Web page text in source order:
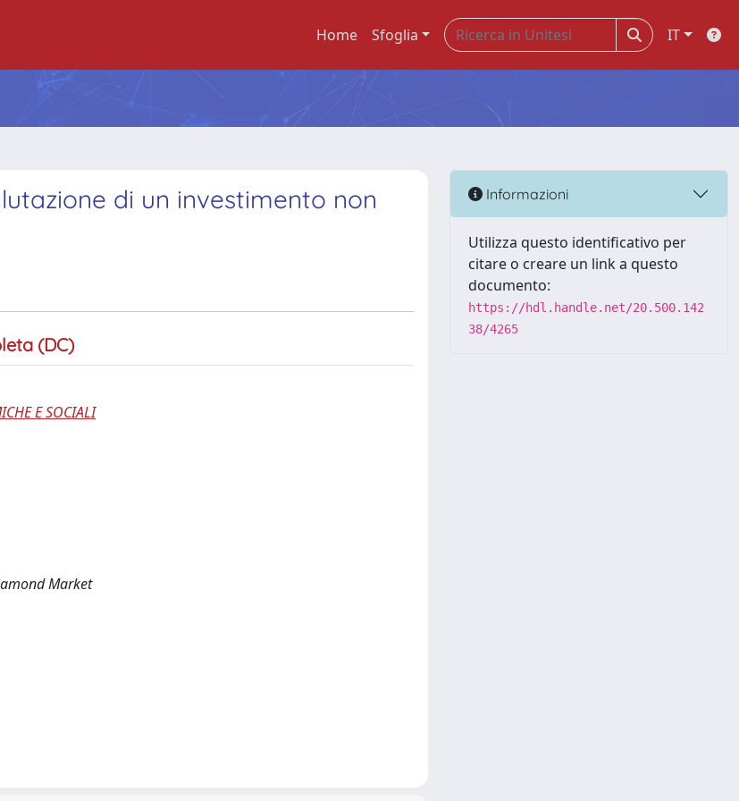
Home Sfoglia IT
di un investimento non
(DC)
E SOCIALI
Market
Informazioni
Utilizza questo identificativo per
citare o creare un link a questo
documento:
https://hdl.handle.net/20.500.142
38/4265